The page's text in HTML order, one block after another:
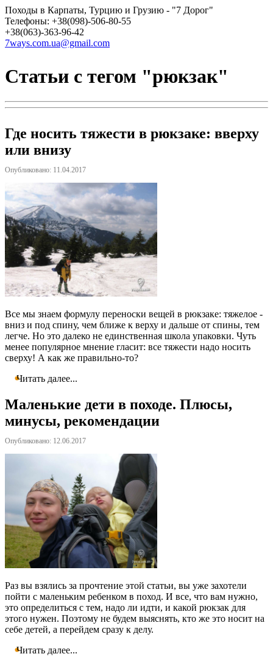
Походы в Карпаты, Турцию и Грузию - "7 Дорог"
Телефоны: +38(098)-506-80-55
+38(063)-363-96-42
7ways.com.ua@gmail.com
Статьи с тегом "рюкзак"
Где носить тяжести в рюкзаке: вверху
или внизу
Опубликовано: 11.04.2017
Все мы знаем формулу переноски вещей в рюкзаке: тяжелое -
вниз и под спину, чем ближе к верху и дальше от спины, тем
легче. Но это далеко не единственная школа упаковки. Чуть
менее популярное мнение гласит: все тяжести надо носить
сверху! А как же правильно-то?
Читать далее...
Маленькие дети в походе. Плюсы,
минусы, рекомендации
Опубликовано: 12.06.2017
Раз вы взялись за прочтение этой статьи, вы уже захотели
пойти с маленьким ребенком в поход. И все, что вам нужно,
это определиться с тем, надо ли идти, и какой рюкзак для
этого нужен. Поэтому не будем выяснять, кто же это носит на
себе детей, а перейдем сразу к делу.
Читать далее...